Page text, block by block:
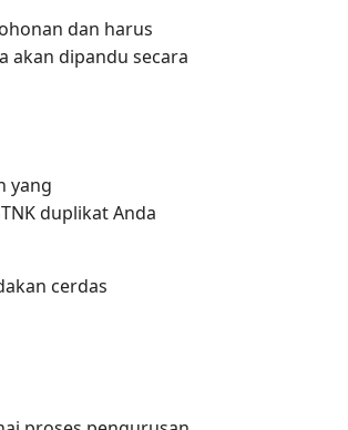
dan harus
akan dipandu secara
yang
duplikat Anda
cerdas